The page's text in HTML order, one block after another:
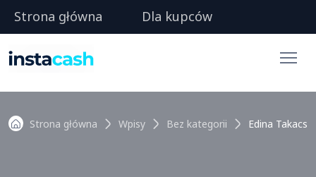
Strona główna Dla kupców
Strona główna Wpisy Bez kategorii Edina Takacs